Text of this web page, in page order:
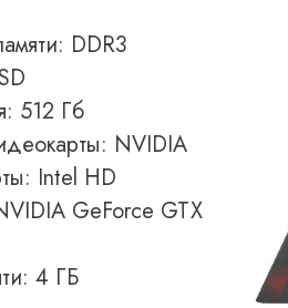
DDR3
512 Гб
NVIDIA
Intel HD
GeForce GTX
4 ГБ